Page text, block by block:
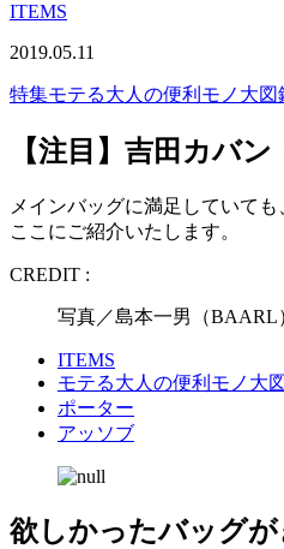
ITEMS
2019.05.11
特集モテる大人の便利モノ大図
【注目】吉田カバ
メインバッグに満足していて
ここにご紹介いたします。
CREDIT :
写真／島本一男（
ITEMS
モテる大人の便利モノ大
ポーター
アッソブ
欲しかったバッグが